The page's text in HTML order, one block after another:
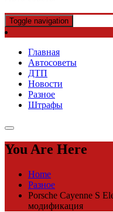
Toggle navigation
Главная
Автосоветы
ДТП
Новости
Разное
Штрафы
You Are Here
Home
Разное
Porsche Cayenne S
модификация